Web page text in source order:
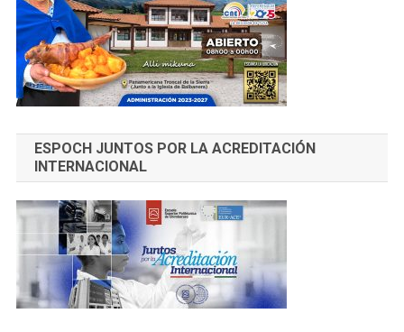
ESPOCH JUNTOS POR LA ACREDITACIÓN
INTERNACIONAL